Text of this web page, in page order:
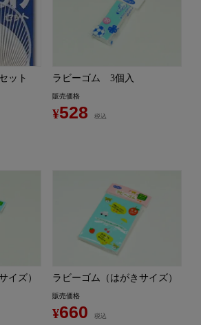
ット ラビーゴム 3個入
販売価格
¥528 税込
イズ） ラビーゴム（はがきサイズ）
販売価格
¥660 税込